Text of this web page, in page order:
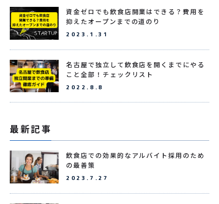
資金ゼロでも飲食店開業はできる？費用を
抑えたオープンまでの道のり
2023.1.31
名古屋で独立して飲食店を開くまでにやる
こと全部！チェックリスト
2022.8.8
最新記事
飲食店での効果的なアルバイト採用のため
の最善策
2023.7.27